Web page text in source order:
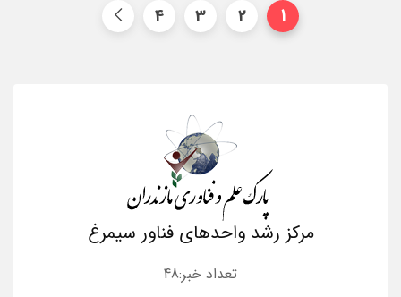
1
2
3
4
مرکز رشد واحدهای فناور سیمرغ
تعداد خبر:48